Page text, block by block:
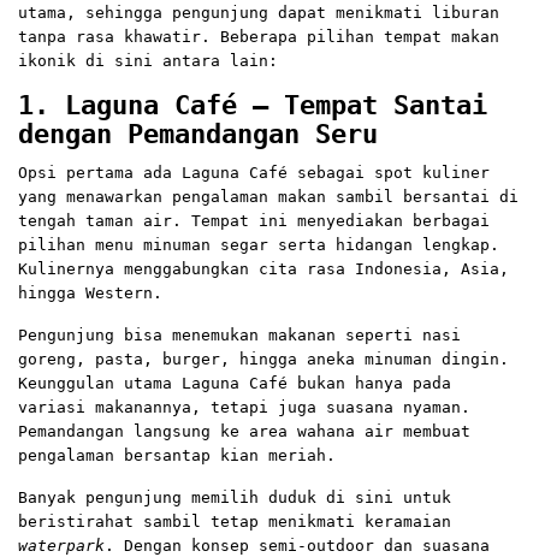
utama, sehingga pengunjung dapat menikmati liburan
tanpa rasa khawatir. Beberapa pilihan tempat makan
ikonik di sini antara lain:
1. Laguna Café – Tempat Santai
dengan Pemandangan Seru
Opsi pertama ada Laguna Café sebagai spot kuliner
yang menawarkan pengalaman makan sambil bersantai di
tengah taman air. Tempat ini menyediakan berbagai
pilihan menu minuman segar serta hidangan lengkap.
Kulinernya menggabungkan cita rasa Indonesia, Asia,
hingga Western.
Pengunjung bisa menemukan makanan seperti nasi
goreng, pasta, burger, hingga aneka minuman dingin.
Keunggulan utama Laguna Café bukan hanya pada
variasi makanannya, tetapi juga suasana nyaman.
Pemandangan langsung ke area wahana air membuat
pengalaman bersantap kian meriah.
Banyak pengunjung memilih duduk di sini untuk
beristirahat sambil tetap menikmati keramaian
waterpark . Dengan konsep semi-outdoor dan suasana